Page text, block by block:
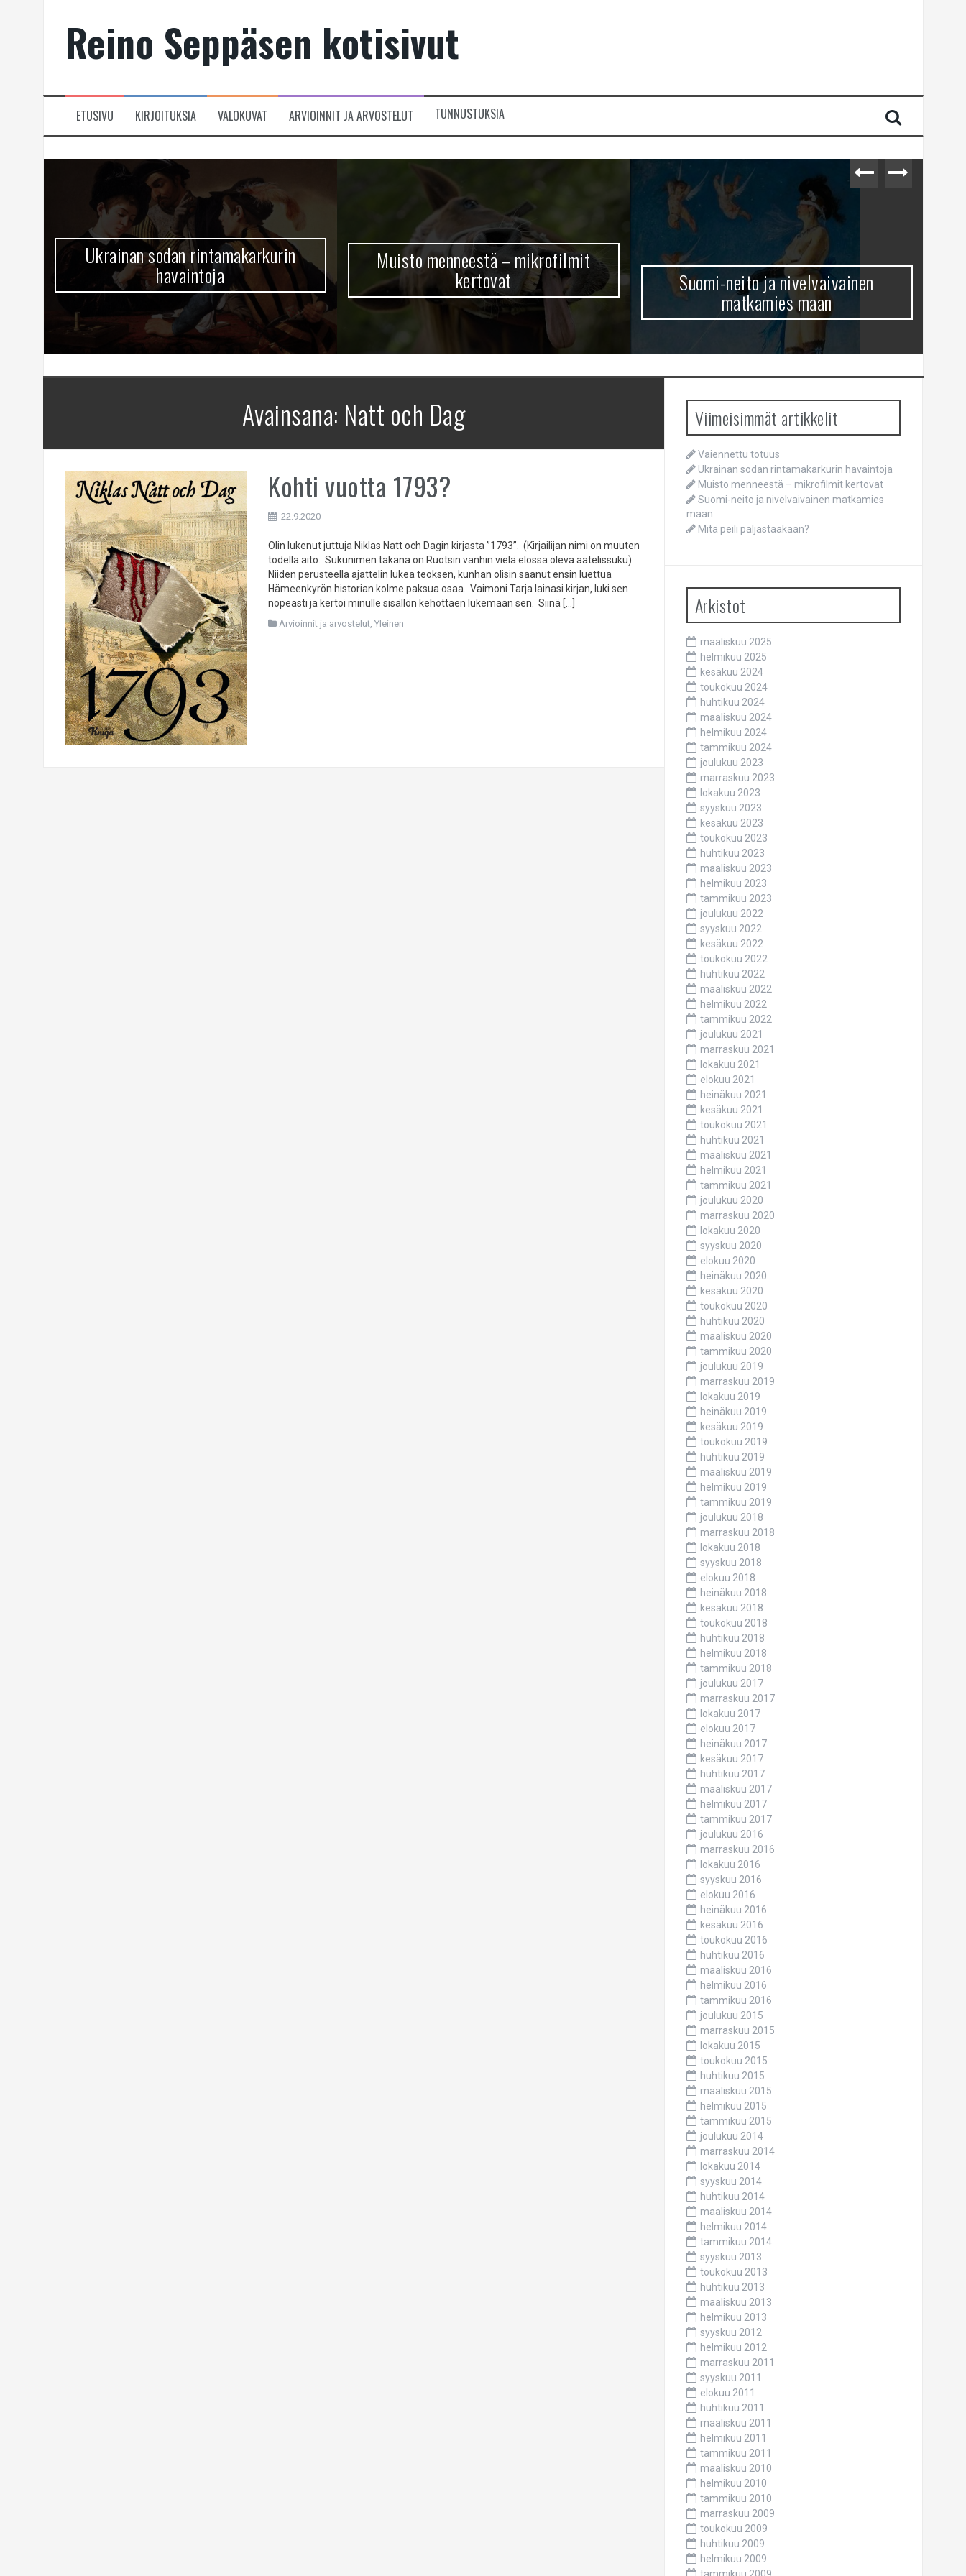
Reino Seppäsen kotisivut
ETUSIVU KIRJOITUKSIA VALOKUVAT ARVIOINNIT JA ARVOSTELUT TUNNUSTUKSIA
Ukrainan sodan rintamakarkurin
havaintoja
Muisto menneestä – mikrofilmit
kertovat Suomi-neito ja nivelvaivainen
matkamies maan
Avainsana: Natt och Dag
Kohti vuotta 1793?
22.9.2020
Olin lukenut juttuja Niklas Natt och Dagin kirjasta ”1793”. (Kirjailijan nimi on muuten
todella aito. Sukunimen takana on Ruotsin vanhin vielä elossa oleva aatelissuku) .
Niiden perusteella ajattelin lukea teoksen, kunhan olisin saanut ensin luettua
Hämeenkyrön historian kolme paksua osaa. Vaimoni Tarja lainasi kirjan, luki sen
nopeasti ja kertoi minulle sisällön kehottaen lukemaan sen. Siinä […]
Arvioinnit ja arvostelut,Yleinen
Viimeisimmät artikkelit
Vaiennettu totuus
Ukrainan sodan rintamakarkurin havaintoja
Muisto menneestä – mikrofilmit kertovat
Suomi-neito ja nivelvaivainen matkamies
maan
Mitä peili paljastaakaan?
Arkistot
maaliskuu 2025
helmikuu 2025
kesäkuu 2024
toukokuu 2024
huhtikuu 2024
maaliskuu 2024
helmikuu 2024
tammikuu 2024
joulukuu 2023
marraskuu 2023
lokakuu 2023
syyskuu 2023
kesäkuu 2023
toukokuu 2023
huhtikuu 2023
maaliskuu 2023
helmikuu 2023
tammikuu 2023
joulukuu 2022
syyskuu 2022
kesäkuu 2022
toukokuu 2022
huhtikuu 2022
maaliskuu 2022
helmikuu 2022
tammikuu 2022
joulukuu 2021
marraskuu 2021
lokakuu 2021
elokuu 2021
heinäkuu 2021
kesäkuu 2021
toukokuu 2021
huhtikuu 2021
maaliskuu 2021
helmikuu 2021
tammikuu 2021
joulukuu 2020
marraskuu 2020
lokakuu 2020
syyskuu 2020
elokuu 2020
heinäkuu 2020
kesäkuu 2020
toukokuu 2020
huhtikuu 2020
maaliskuu 2020
tammikuu 2020
joulukuu 2019
marraskuu 2019
lokakuu 2019
heinäkuu 2019
kesäkuu 2019
toukokuu 2019
huhtikuu 2019
maaliskuu 2019
helmikuu 2019
tammikuu 2019
joulukuu 2018
marraskuu 2018
lokakuu 2018
syyskuu 2018
elokuu 2018
heinäkuu 2018
kesäkuu 2018
toukokuu 2018
huhtikuu 2018
helmikuu 2018
tammikuu 2018
joulukuu 2017
marraskuu 2017
lokakuu 2017
elokuu 2017
heinäkuu 2017
kesäkuu 2017
huhtikuu 2017
maaliskuu 2017
helmikuu 2017
tammikuu 2017
joulukuu 2016
marraskuu 2016
lokakuu 2016
syyskuu 2016
elokuu 2016
heinäkuu 2016
kesäkuu 2016
toukokuu 2016
huhtikuu 2016
maaliskuu 2016
helmikuu 2016
tammikuu 2016
joulukuu 2015
marraskuu 2015
lokakuu 2015
toukokuu 2015
huhtikuu 2015
maaliskuu 2015
helmikuu 2015
tammikuu 2015
joulukuu 2014
marraskuu 2014
lokakuu 2014
syyskuu 2014
huhtikuu 2014
maaliskuu 2014
helmikuu 2014
tammikuu 2014
syyskuu 2013
toukokuu 2013
huhtikuu 2013
maaliskuu 2013
helmikuu 2013
syyskuu 2012
helmikuu 2012
marraskuu 2011
syyskuu 2011
elokuu 2011
huhtikuu 2011
maaliskuu 2011
helmikuu 2011
tammikuu 2011
maaliskuu 2010
helmikuu 2010
tammikuu 2010
marraskuu 2009
toukokuu 2009
huhtikuu 2009
helmikuu 2009